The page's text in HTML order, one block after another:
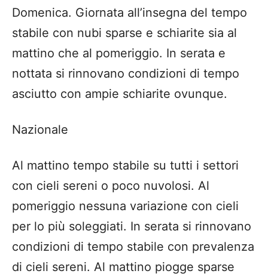
Domenica. Giornata all’insegna del tempo
stabile con nubi sparse e schiarite sia al
mattino che al pomeriggio. In serata e
nottata si rinnovano condizioni di tempo
asciutto con ampie schiarite ovunque.
Nazionale
Al mattino tempo stabile su tutti i settori
con cieli sereni o poco nuvolosi. Al
pomeriggio nessuna variazione con cieli
per lo più soleggiati. In serata si rinnovano
condizioni di tempo stabile con prevalenza
di cieli sereni. Al mattino piogge sparse